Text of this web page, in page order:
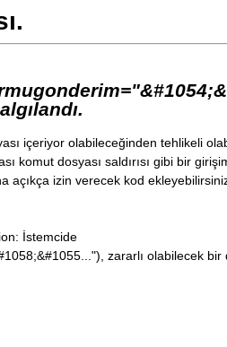
onaylanamadı. İsteğinizle
içeriyor olabileceğinden tehlikeli
komut dosyası saldırısı gibi bir
açıkça izin verecek kod
İstemcide
zararlı olabilecek bir